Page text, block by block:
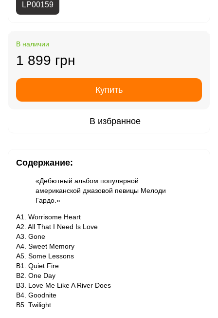
LP00159
В наличии
1 899 грн
Купить
В избранное
Содержание:
«Дебютный альбом популярной
американской джазовой певицы Мелоди
Гардо.»
A1. Worrisome Heart
A2. All That I Need Is Love
A3. Gone
A4. Sweet Memory
A5. Some Lessons
B1. Quiet Fire
B2. One Day
B3. Love Me Like A River Does
B4. Goodnite
B5. Twilight